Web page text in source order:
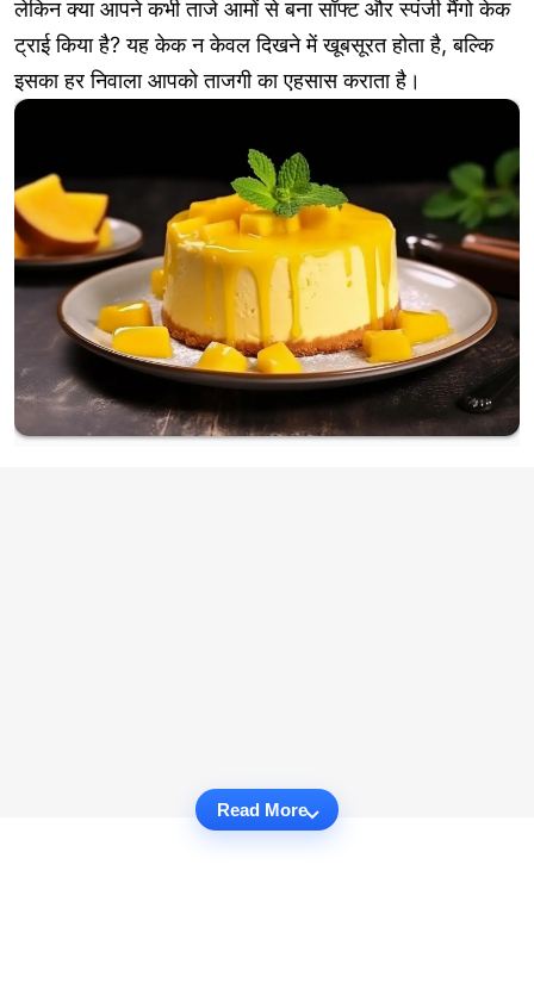
लेकिन क्या आपने कभी ताजे आमों से बना सॉफ्ट और स्पंजी मैंगो केक
ट्राई किया है? यह केक न केवल दिखने में खूबसूरत होता है, बल्कि
इसका हर निवाला आपको ताजगी का एहसास कराता है।
Read More